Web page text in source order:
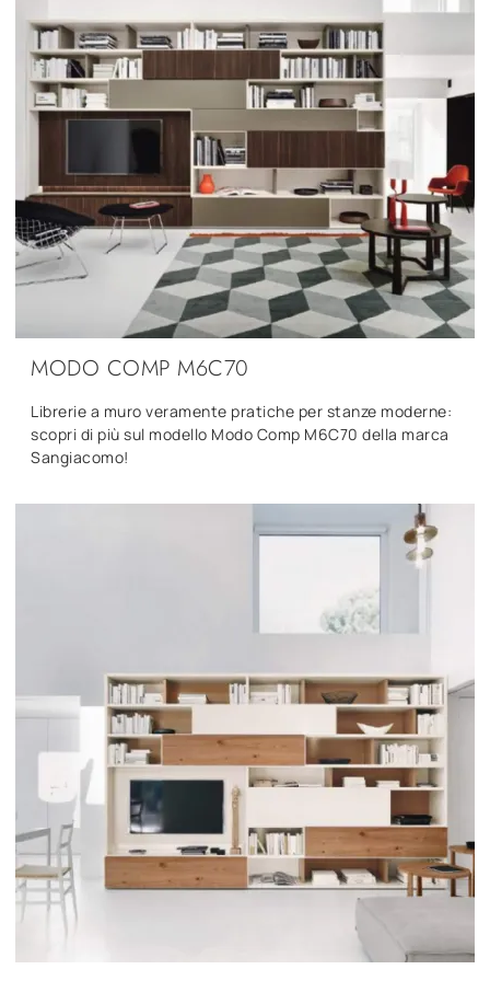
MODO COMP M6C70
Librerie a muro veramente pratiche per stanze moderne:
scopri di più sul modello Modo Comp M6C70 della marca
Sangiacomo!